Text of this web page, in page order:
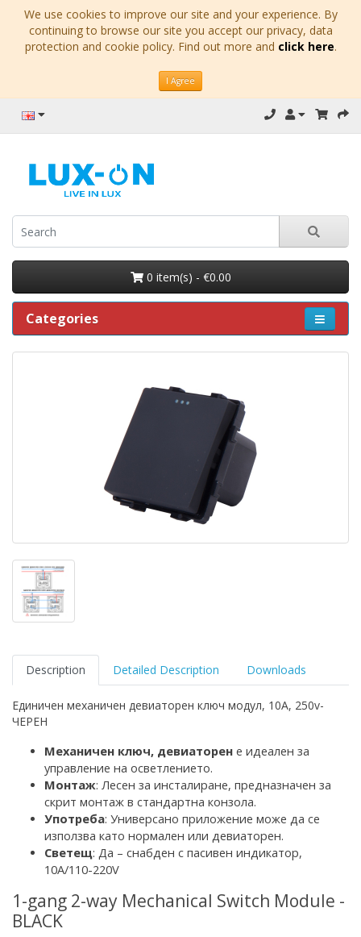
We use cookies to improve our site and your experience. By
continuing to browse our site you accept our privacy, data
protection and cookie policy. Find out more and click here.
I Agree
0 item(s) - €0.00
Categories
Description Detailed Description Downloads
Единичен механичен девиаторен ключ модул, 10A, 250v-
ЧЕРЕН
Механичен ключ, девиаторен е идеален за
управление на осветлението.
Монтаж: Лесен за инсталиране, предназначен за
скрит монтаж в стандартна конзола.
Употреба: Универсано приложение може да се
използва като нормален или девиаторен.
Светещ: Да – снабден с пасивен индикатор,
10A/110-220V
1-gang 2-way Mechanical Switch Module -
BLACK